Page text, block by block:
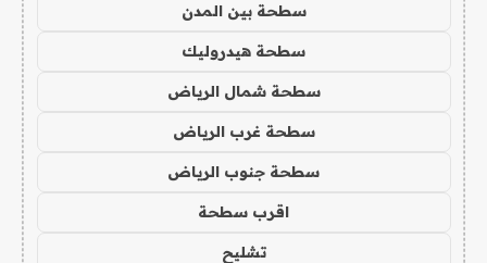
سطحة بين المدن
سطحة هيدروليك
سطحة شمال الرياض
سطحة غرب الرياض
سطحة جنوب الرياض
اقرب سطحة
تشليح